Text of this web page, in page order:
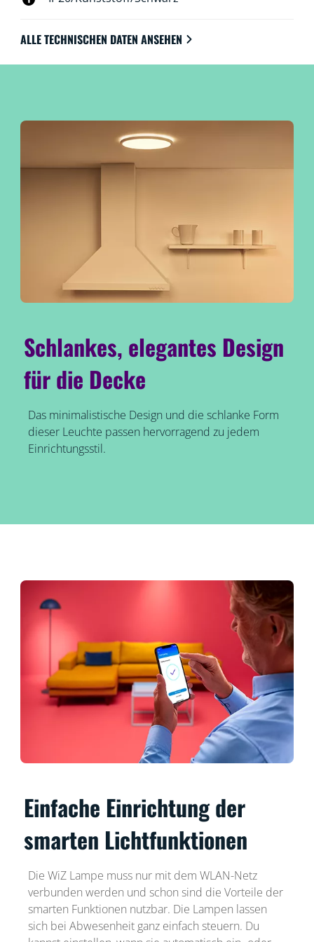
ALLE TECHNISCHEN DATEN ANSEHEN
Schlankes, elegantes Design
für die Decke
Das minimalistische Design und die schlanke Form
dieser Leuchte passen hervorragend zu jedem
Einrichtungsstil.
Einfache Einrichtung der
smarten Lichtfunktionen
Die WiZ Lampe muss nur mit dem WLAN-Netz
verbunden werden und schon sind die Vorteile der
smarten Funktionen nutzbar. Die Lampen lassen
sich bei Abwesenheit ganz einfach steuern. Du